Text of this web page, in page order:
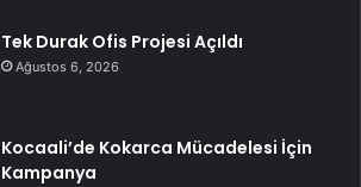
Tek Durak Ofis Projesi Açıldı
Ağustos 6, 2026
Kocaali’de Kokarca Mücadelesi İçin
Kampanya